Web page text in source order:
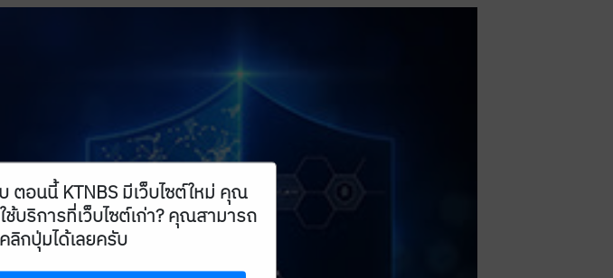
อนนี้ KTNBS มีเว็บไซต์ใหม่ คุณ
บริการที่เว็บไซต์เก่า? คุณสามารถ
ลิกปุ่มได้เลยครับ